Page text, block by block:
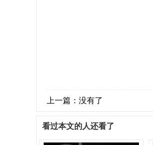
上一篇：没有了
看过本文的人还看了